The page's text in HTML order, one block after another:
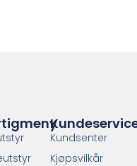
Kundsenter
Kjøpsvilkår